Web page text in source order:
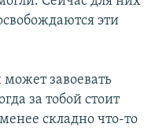
эти
завоевать
за тобой стоит
складно что-то